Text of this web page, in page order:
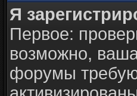
Я
Первое:
возможно,
форумы